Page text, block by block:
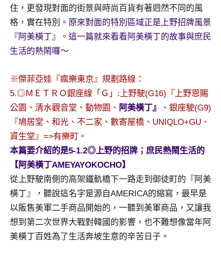
景
節
目
持、
哥
窟
泰
旅
遊
書
作
者、
各
發
表
會
及
住，更發現對面的街景與時尚百貨有著迥然不同的風
格，實在特別。 原來對面的特別區域正是上野招牌風景
『阿美橫丁』。這一篇就來看看阿美橫丁的故事與庶民
生活的熱鬧囉～
※傑菲亞娃『瘋樂東京』規劃路線：
5.◎ＭＥＴＲＯ銀座線「Ｇ」:上野駛(G16)『上野恩賜
公園、清水觀音堂、動物園、 阿美橫丁』
、銀座駛(G9)
『鳩居堂、和光、不二家、數寄屋橋、UNIQLO+GU、
資生堂』=>有樂町。
本篇要介紹的是5-1.2◎上野的招牌；庶民熱鬧生活的
【阿美橫丁AMEYAYOKOCHO】
從上野駛南側的高架鐵軌橋下一路走到御徒町的『阿美
橫丁』，聽說這名字是源自AMERICA的縮寫，最早是
以販售美軍二手商品開始的，一聽到美軍商品，又讓我
想到第二次世界大戰對韓國的影響，也不難想像當年阿
美橫丁百姓為了生活奔坡生意的辛苦日子。